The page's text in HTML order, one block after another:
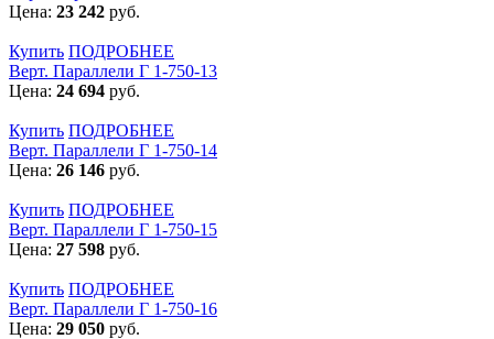
Цена: 23 242 руб.
Купить ПОДРОБНЕЕ
Верт. Параллели Г 1-750-13
Цена: 24 694 руб.
Купить ПОДРОБНЕЕ
Верт. Параллели Г 1-750-14
Цена: 26 146 руб.
Купить ПОДРОБНЕЕ
Верт. Параллели Г 1-750-15
Цена: 27 598 руб.
Купить ПОДРОБНЕЕ
Верт. Параллели Г 1-750-16
Цена: 29 050 руб.